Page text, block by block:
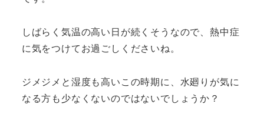
しばらく気温の高い日が続くそうなので、熱中症
に気をつけてお過ごしくださいね。
ジメジメと湿度も高いこの時期に、水廻りが気に
なる方も少なくないのではないでしょうか？